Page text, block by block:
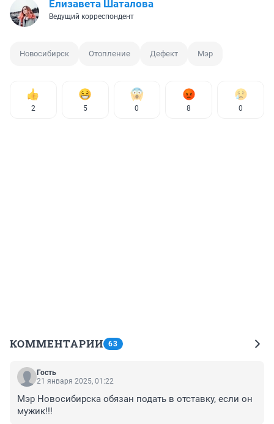
Елизавета Шаталова
Ведущий корреспондент
Новосибирск Отопление Дефект Мэр
2 5 0 8 0
КОММЕНТАРИИ 63
Гость
21 января 2025, 01:22
Мэр Новосибирска обязан подать в отставку, если он
мужик!!!